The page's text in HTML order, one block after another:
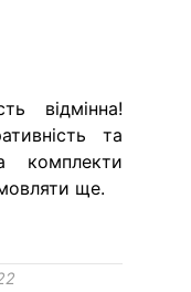
відмінна!
та
комплекти
ще.